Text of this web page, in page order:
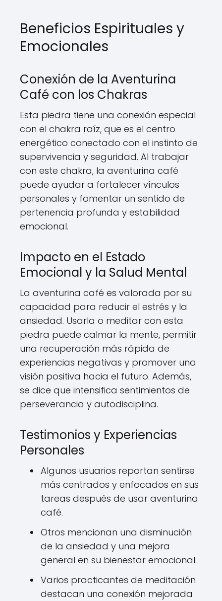
Beneficios Espirituales y
Emocionales
Conexión de la Aventurina
Café con los Chakras
Esta piedra tiene una conexión especial
con el chakra raíz, que es el centro
energético conectado con el instinto de
supervivencia y seguridad. Al trabajar
con este chakra, la aventurina café
puede ayudar a fortalecer vínculos
personales y fomentar un sentido de
pertenencia profunda y estabilidad
emocional.
Impacto en el Estado
Emocional y la Salud Mental
La aventurina café es valorada por su
capacidad para reducir el estrés y la
ansiedad. Usarla o meditar con esta
piedra puede calmar la mente, permitir
una recuperación más rápida de
experiencias negativas y promover una
visión positiva hacia el futuro. Además,
se dice que intensifica sentimientos de
perseverancia y autodisciplina.
Testimonios y Experiencias
Personales
Algunos usuarios reportan sentirse
más centrados y enfocados en sus
tareas después de usar aventurina
café.
Otros mencionan una disminución
de la ansiedad y una mejora
general en su bienestar emocional.
Varios practicantes de meditación
destacan una conexión mejorada